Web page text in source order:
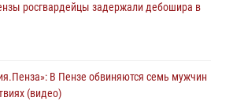
росгвардейцы задержали дебошира в
В Пензе обвиняются семь мужчин
(видео)